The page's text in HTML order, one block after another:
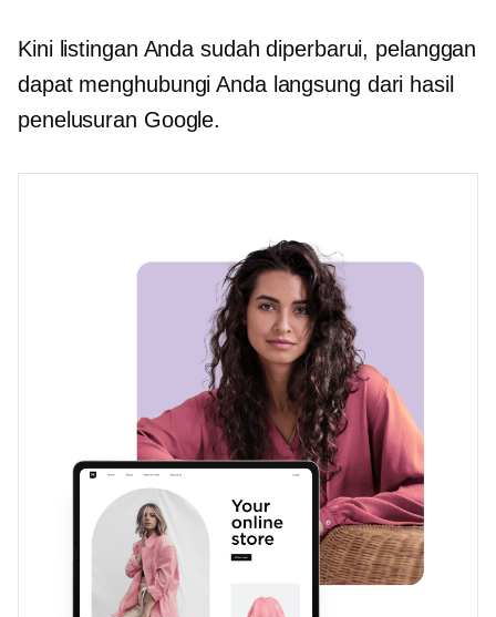
Kini listingan Anda sudah diperbarui, pelanggan
dapat menghubungi Anda langsung dari hasil
penelusuran Google.